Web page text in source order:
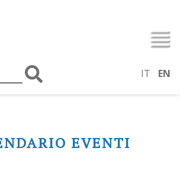
IT EN
EVENTI